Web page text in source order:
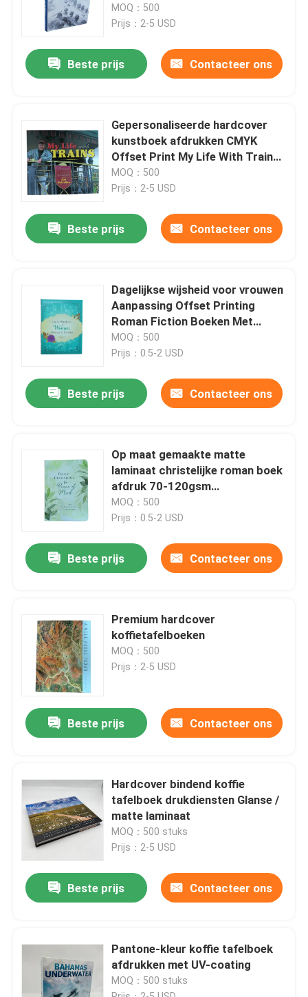
Producten
Video's
Ongeveer ons
Contacteer ons
Nieuws
Verzoek om een Citaat
Afdrukken van koffieboeken
Tarotkaarten drukken
Gesneden Binding
MOQ：500
Prijs：2-5 USD
Beste prijs Contacteer ons
Gepersonaliseerde hardcover
kunstboek afdrukken CMYK
Offset Print My Life With Trains
Cover Fotodrukdiensten
MOQ：500
Prijs：2-5 USD
Beste prijs Contacteer ons
Dagelijkse wijsheid voor vrouwen
Aanpassing Offset Printing
Roman Fiction Boeken Met
Matte Laminatie En Smyth
Gesneden Binding
MOQ：500
Prijs：0.5-2 USD
Beste prijs Contacteer ons
Op maat gemaakte matte
laminaat christelijke roman boek
afdruk 70-120gsm
Papiergewicht in CMYK
kleurenpalet
MOQ：500
Prijs：0.5-2 USD
Beste prijs Contacteer ons
Premium hardcover
koffietafelboeken
MOQ：500
Prijs：2-5 USD
Beste prijs Contacteer ons
Hardcover bindend koffie
tafelboek drukdiensten Glanse /
matte laminaat
MOQ：500 stuks
Prijs：2-5 USD
Beste prijs Contacteer ons
Pantone-kleur koffie tafelboek
afdrukken met UV-coating
MOQ：500 stuks